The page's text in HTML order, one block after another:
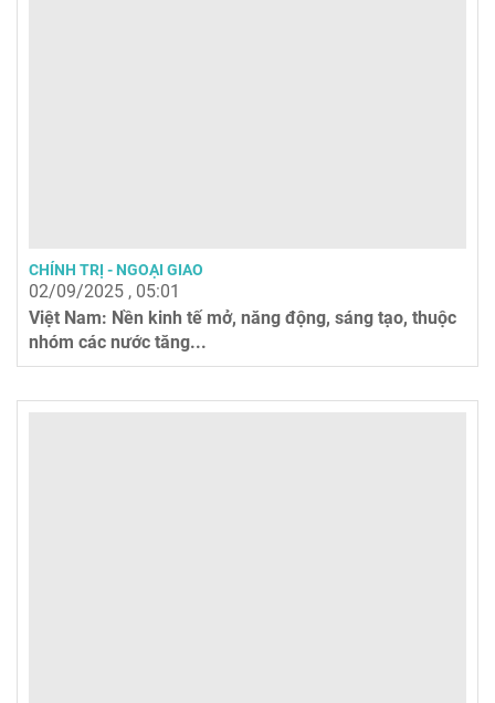
CHÍNH TRỊ - NGOẠI GIAO
02/09/2025 , 05:01
Việt Nam: Nền kinh tế mở, năng động, sáng tạo, thuộc
nhóm các nước tăng...